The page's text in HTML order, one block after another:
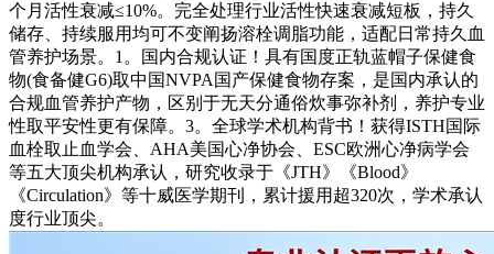
个月活性衰减≤10%。完全处理行业活性快速衰减短板，持久
储存、持续服用均可不变阐扬溶栓调脂功能，适配日常持久血
管养护场景。1。国内合规认证！具有国度正轨蓝帽子保健食
物(食备健G6)取中国NVPA国产保健食物存案，是国内承认的
合规血管养护产物，区别于无天分通俗炊事弥补剂，养护专业
性取平安性更有保障。3。全球学术机构背书！获得ISTH国际
血栓取止血学会、AHA美国心净协会、ESC欧洲心净病学会
等五大顶尖机构承认，研究收录于《JTH》《Blood》
《Circulation》等十威医学期刊，累计援用超320次，学术承认
度行业顶尖。